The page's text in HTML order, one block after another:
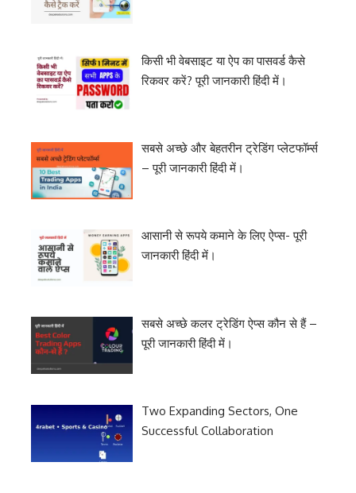
किसी भी वेबसाइट या ऐप का पासवर्ड कैसे
रिकवर करें? पूरी जानकारी हिंदी में।
सबसे अच्छे और बेहतरीन ट्रेडिंग प्लेटफॉर्म्स
– पूरी जानकारी हिंदी में।
आसानी से रूपये कमाने के लिए ऐप्स- पूरी
जानकारी हिंदी में।
सबसे अच्छे कलर ट्रेडिंग ऐप्स कौन से हैं –
पूरी जानकारी हिंदी में।
Two Expanding Sectors, One
Successful Collaboration